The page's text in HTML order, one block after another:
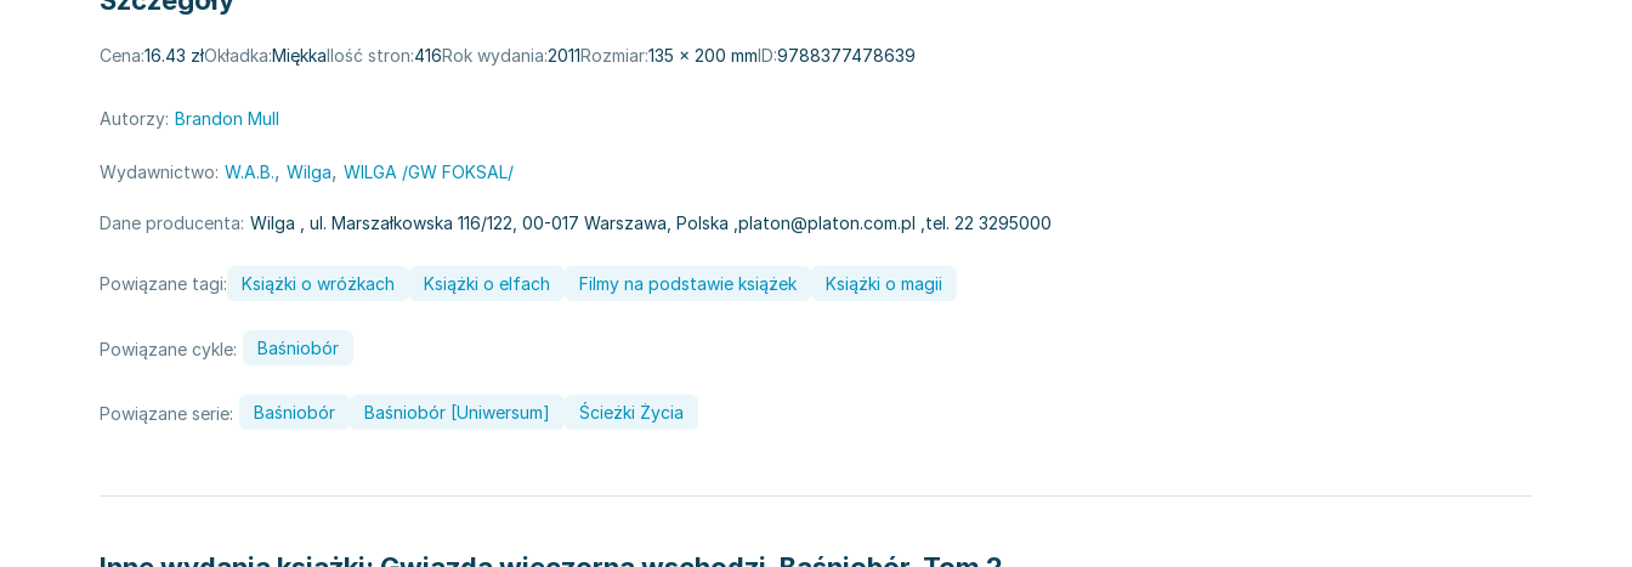
Cena:16.43 złOkładka:MiękkaIlość stron:416Rok wydania:2011Rozmiar:135 × 200 mmID:9788377478639
Autorzy: Brandon Mull
Wydawnictwo: W.A.B., Wilga, WILGA /GW FOKSAL/
Dane producenta: Wilga , ul. Marszałkowska 116/122, 00-017 Warszawa, Polska platon@platon.com.pl tel. 22 3295000
Powiązane tagi: Książki o wróżkach Książki o elfach Filmy na podstawie książek Książki o magii
Powiązane cykle: Baśniobór
Powiązane serie: Baśniobór Baśniobór [Uniwersum] Ścieżki Życia